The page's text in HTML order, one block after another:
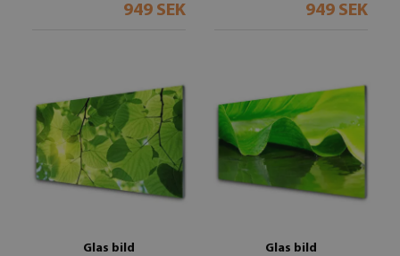
949 SEK 949 SEK
Glas bild
Glas bild